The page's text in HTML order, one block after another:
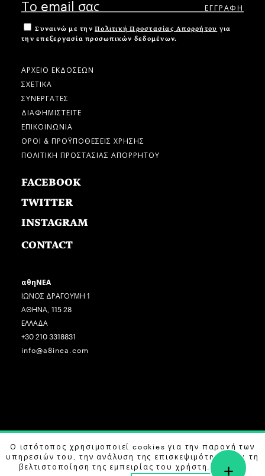
Συναινώ με την Πολιτική Προστασίας Απορρήτου για
την επεξεργασία προσωπικών δεδομένων.
ΑΡΧΕΙΟ ΕΚΔΟΣΕΩΝ
ΣΧΕΤΙΚΑ
ΣΥΝΕΡΓΑΤΕΣ
ΔΙΑΦΗΜΙΣΤΕΙΤΕ
ΕΠΙΚΟΙΝΩΝΙΑ
ΟΡΟΙ & ΠΡΟΫΠΟΘΕΣΕΙΣ ΧΡΗΣΗΣ
ΠΟΛΙΤΙΚΗ ΠΡΟΣΤΑΣΙΑΣ ΑΠΟΡΡΗΤΟΥ
FACEBOOK
TWITTER
INSTAGRAM
CONTACT
αθηΝΕΑ
ΙΩΝΟΣ ΔΡΑΓΟΥΜΗ 1
ΑΘΗΝΑ, 115 28
ΕΛΛΑΔΑ
+30 210 3318831
info@a8inea.com
COPYRIGHT © 2026 αθηΝΕΑ, ALL RIGHTS RESERVED.
DESIGN BY G DESIGN STUDIO. DEVELOPED BYB LABS
Ο ιστότοπος χρησιμοποιεί cookies για την παροχή των
υπηρεσιών του, την ανάλυση της επισκεψιμότητας και τη
βελτιστοποίηση της εμπειρίας του χρήστη. Μάθετε
+